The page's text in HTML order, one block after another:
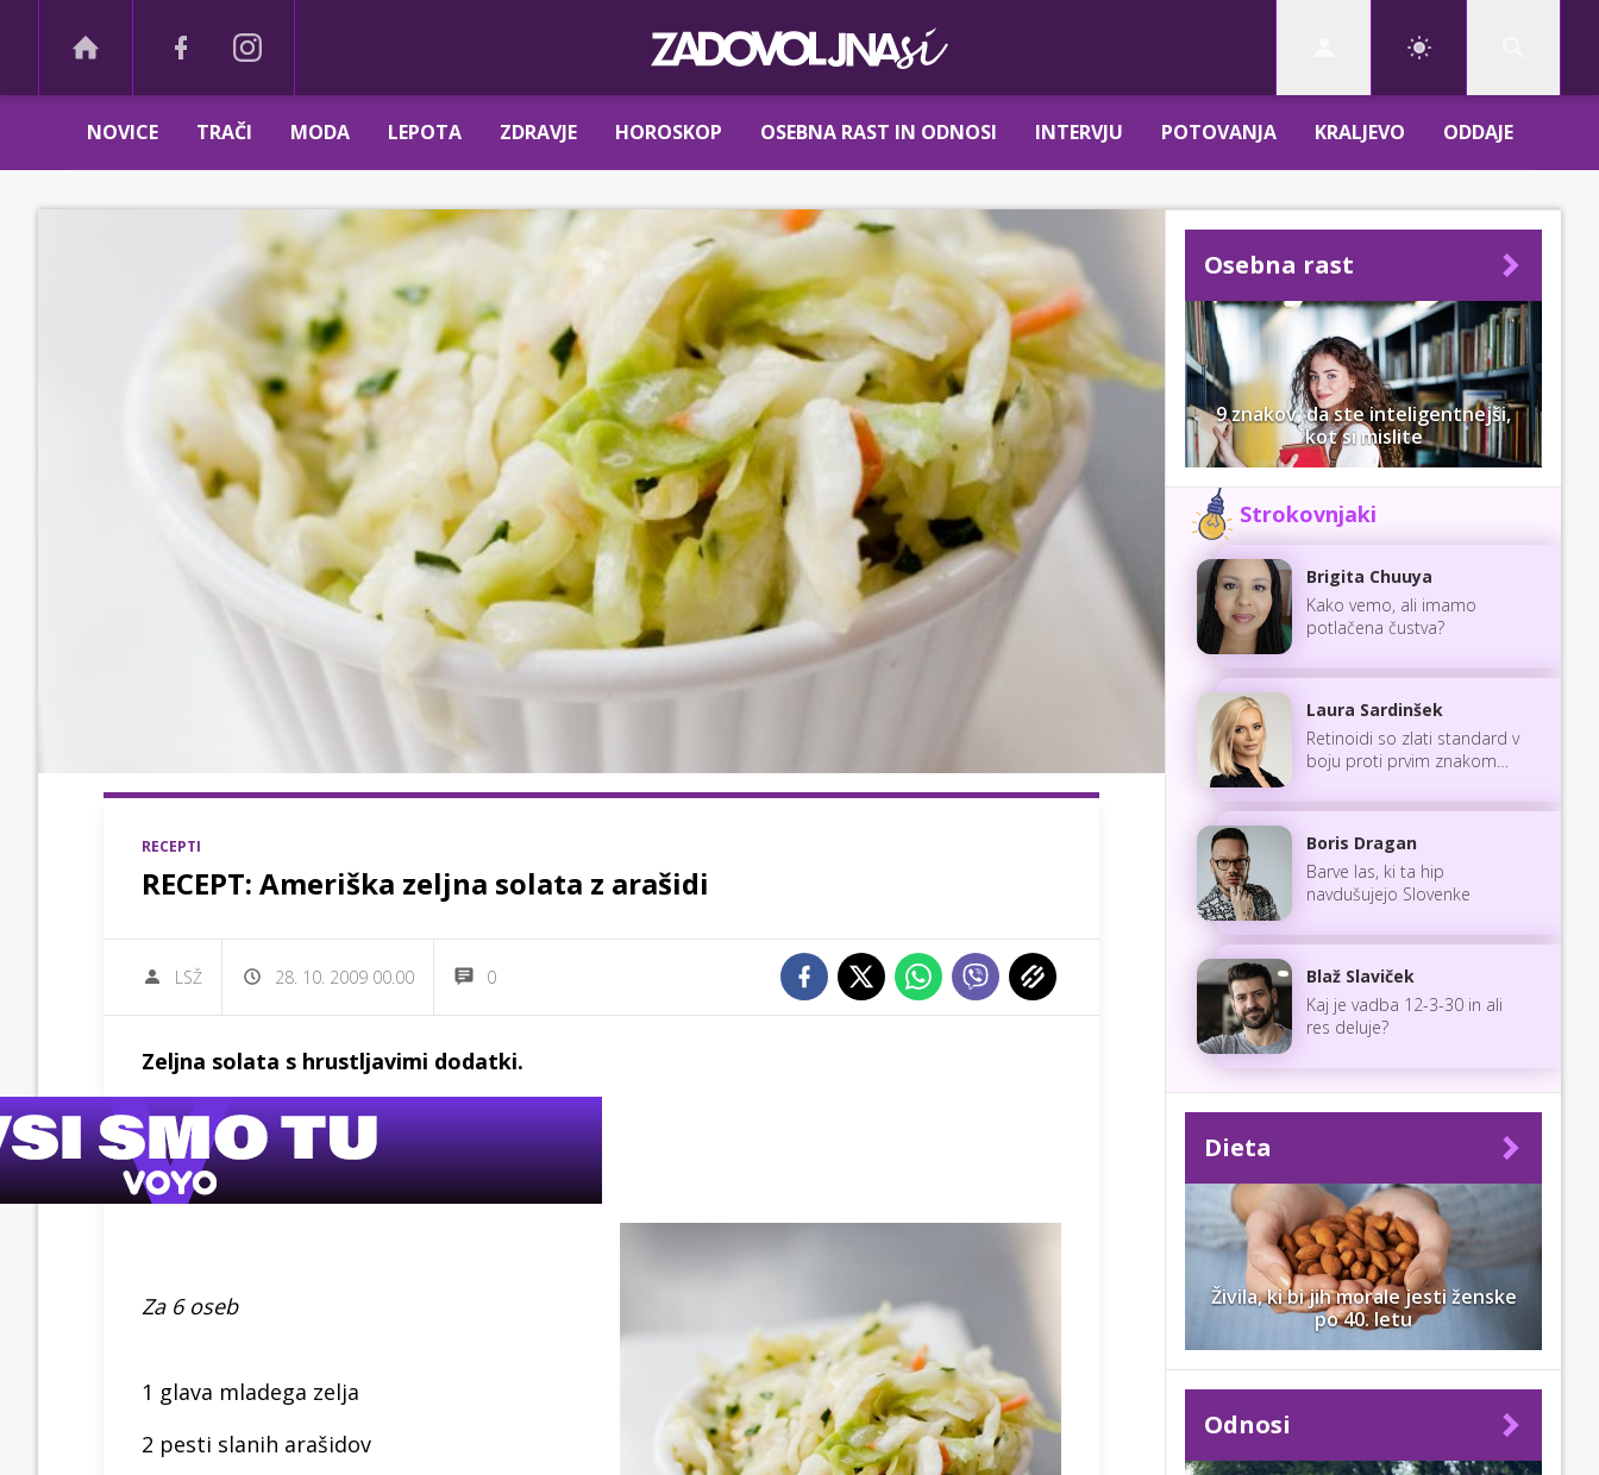
NOVICE TRAČI MODA LEPOTA ZDRAVJE HOROSKOP OSEBNA RAST IN ODNOSI INTERVJU POTOVANJA KRALJEVO ODDAJE
RECEPTI
RECEPT: Ameriška zeljna solata z arašidi
LSŽ 28. 10. 2009 00.00 0
Zeljna solata s hrustljavimi dodatki.
Za 6 oseb
1 glava mladega zelja
2 pesti slanih arašidov
Osebna rast
9 znakov, da ste inteligentnejši,
kot si mislite
Strokovnjaki
Brigita Chuuya
Kako vemo, ali imamo
potlačena čustva?
Laura Sardinšek
Retinoidi so zlati standard v
boju proti prvim znakom
Boris Dragan
Barve las, ki ta hip
navdušujejo Slovenke
Blaž Slaviček
Kaj je vadba 12-3-30 in ali
res deluje?
Dieta
Živila, ki bi jih morale jesti ženske
po 40. letu
Odnosi